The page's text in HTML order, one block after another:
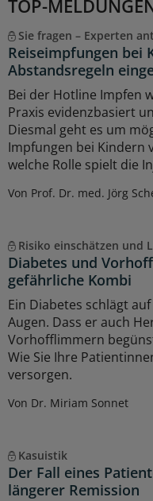
TOP-MELDUNGEN
Sie fragen – Experten
Reiseimpfungen bei
Abstandsregeln
Bei der Hotline Impfen
Praxis evidenzbasiert
Diesmal geht es um
Impfungen bei Kindern
welche Rolle spielt die
Von Prof. Dr. med. Jörg
Risiko einschätzen und
Diabetes und
gefährliche Kombi
Ein Diabetes schlägt
Augen. Dass er auch
Vorhofflimmern
Wie Sie Ihre
versorgen.
Von Dr. Miriam Sonnet
Kasuistik
Der Fall eines
längerer Remission